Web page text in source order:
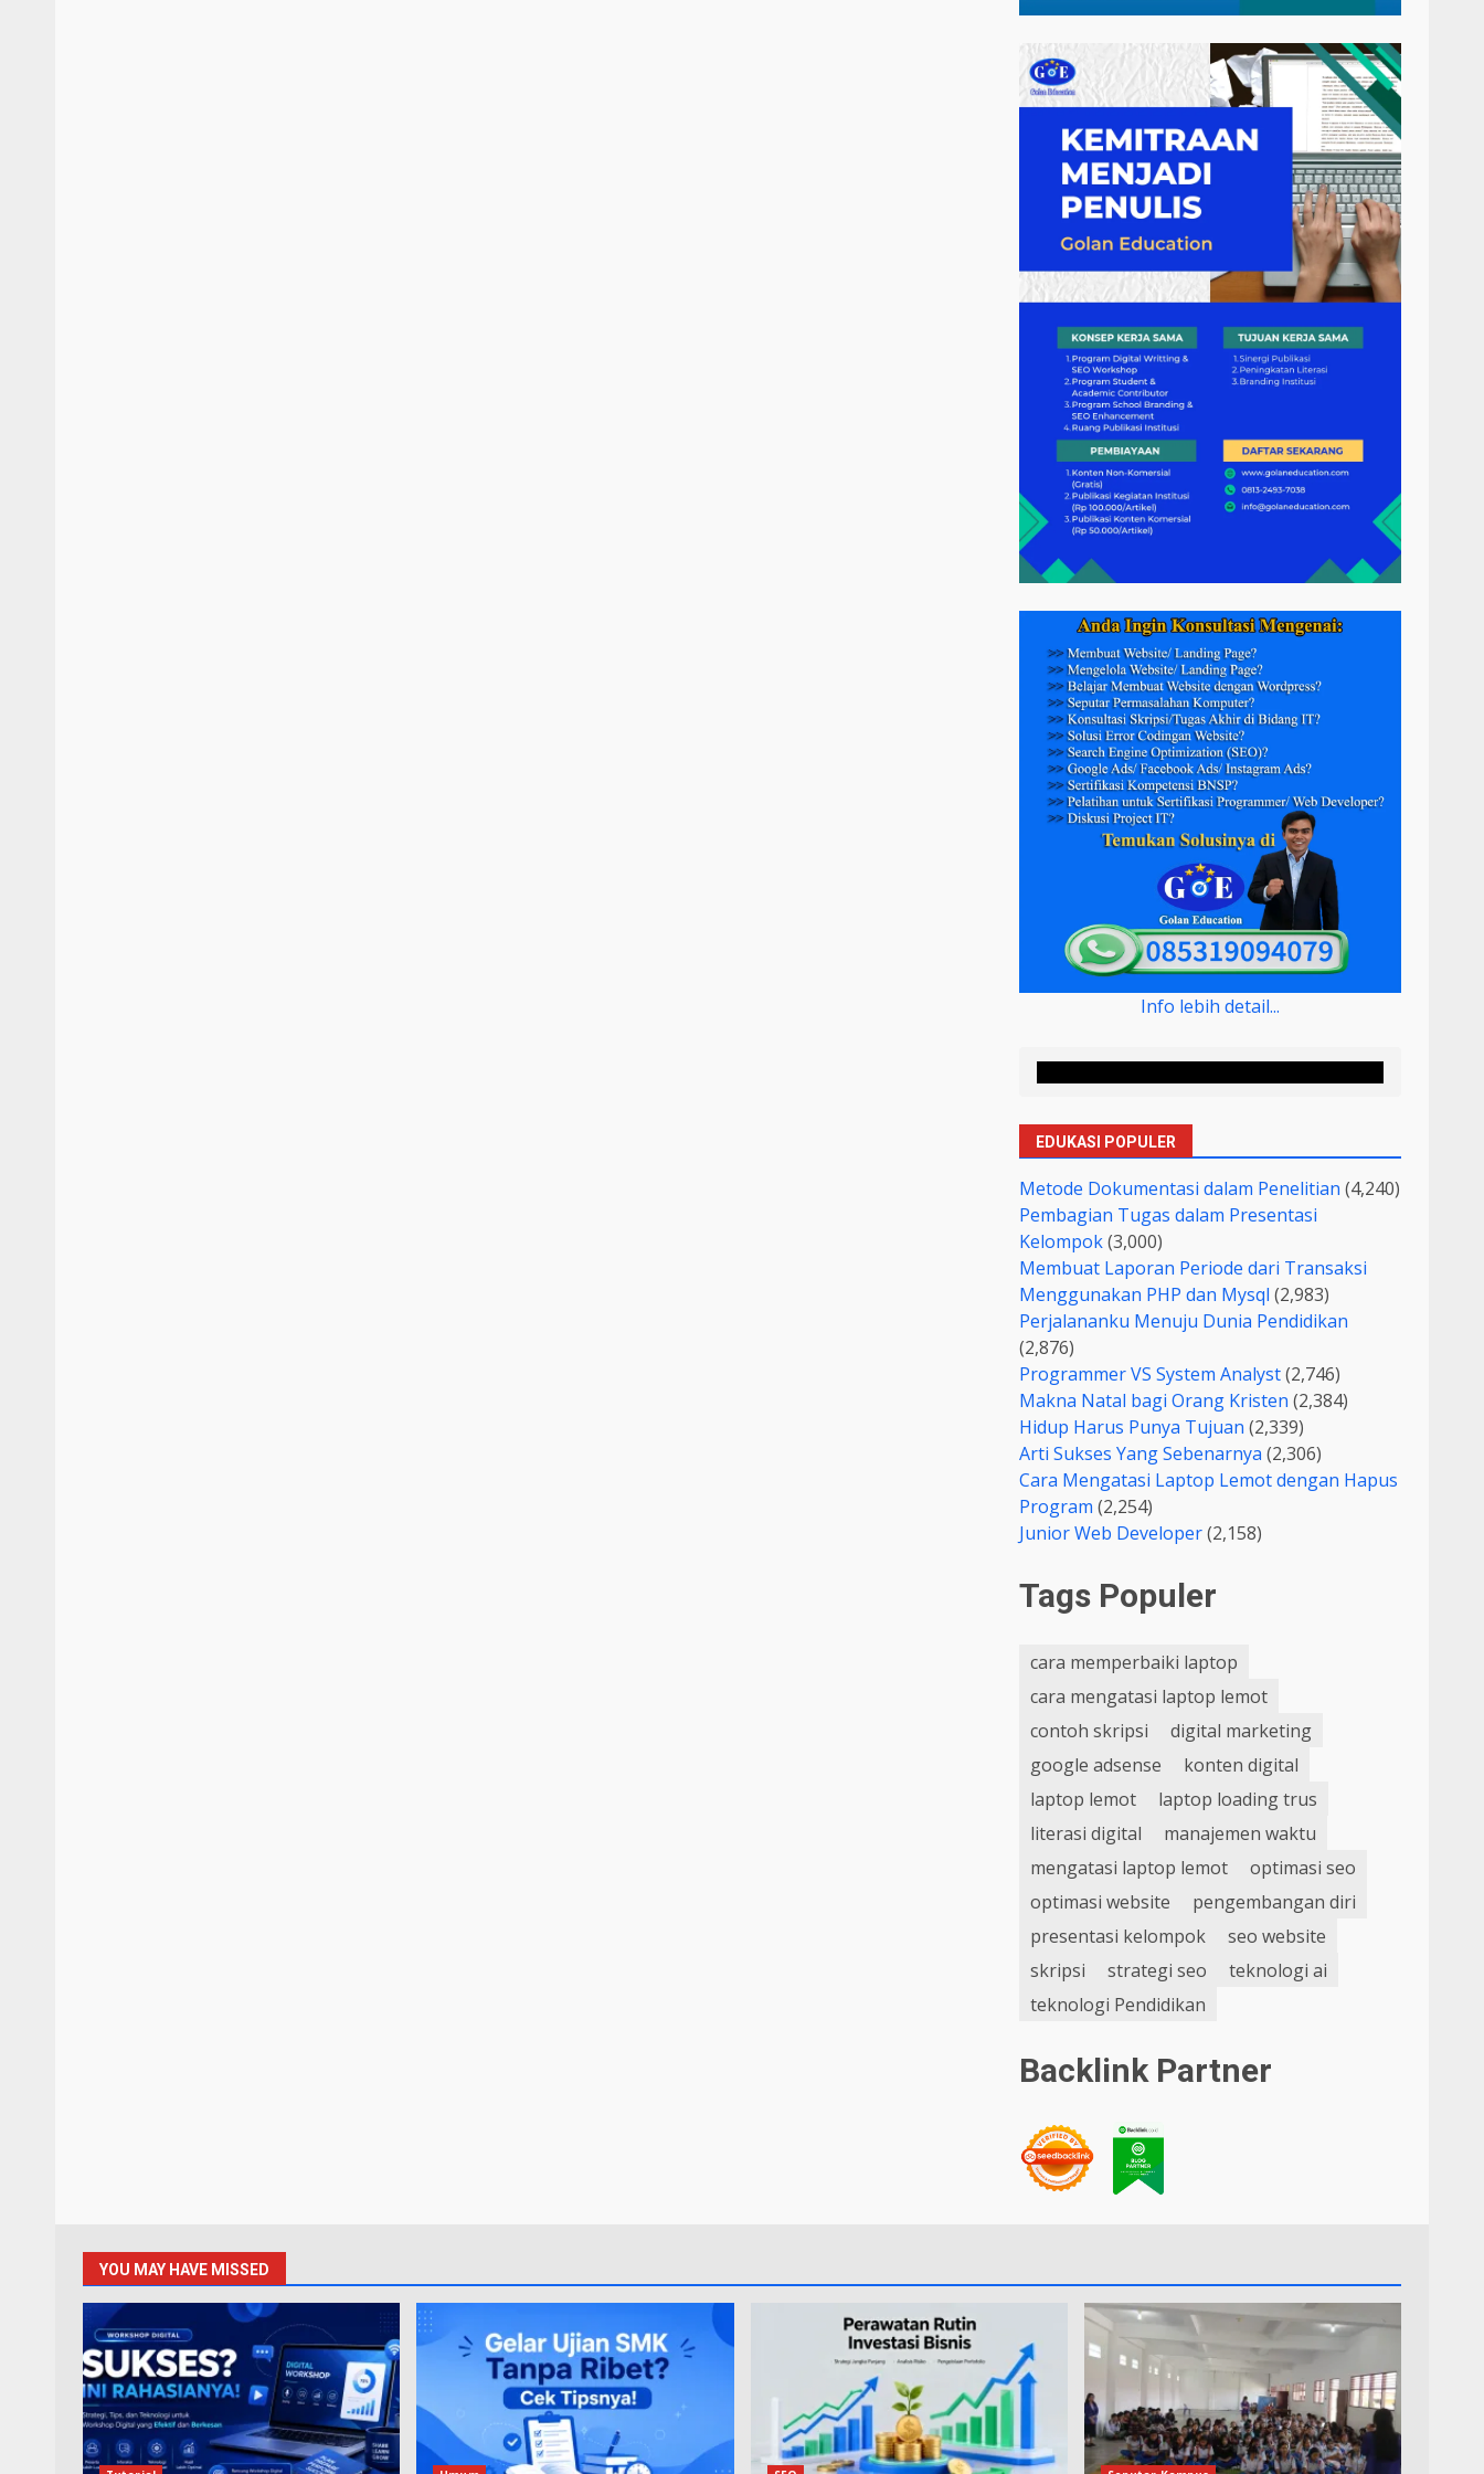
Info lebih detail...
EDUKASI POPULER
Metode Dokumentasi dalam Penelitian (4,240)
Pembagian Tugas dalam Presentasi
Kelompok(3,000)
Membuat Laporan Periode dari Transaksi
Menggunakan PHP dan Mysql (2,983)
Perjalananku Menuju Dunia Pendidikan
(2,876)
Programmer VS System Analyst(2,746)
Makna Natal bagi Orang Kristen (2,384)
Hidup Harus Punya Tujuan (2,339)
Arti Sukses Yang Sebenarnya (2,306)
Cara Mengatasi Laptop Lemot dengan Hapus
Program (2,254)
Junior Web Developer(2,158)
Tags Populer
cara memperbaiki laptop
cara mengatasi laptop lemot
contoh skripsi
digital marketing
google adsense
konten digital
laptop lemot
laptop loading trus
literasi digital
manajemen waktu
mengatasi laptop lemot
optimasi seo
optimasi website
pengembangan diri
presentasi kelompok
seo website
skripsi
strategi seo
teknologi ai
teknologi Pendidikan
Backlink Partner
YOU MAY HAVE MISSED